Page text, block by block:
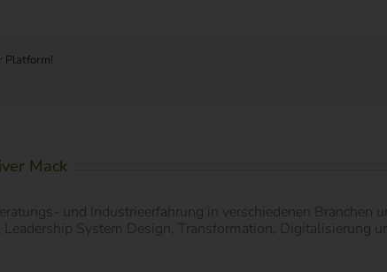
Platform!
Mack
und Industrieerfahrung in verschiedenen
Leadership System Design, Transformation, Digitalisierung